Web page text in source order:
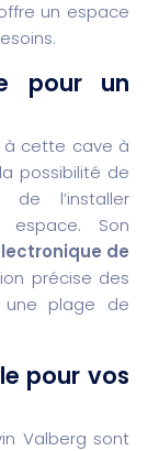
un espace
pour un
à cette cave à
possibilité de
l’installer
espace. Son
de
précise des
une plage de
pour vos
Valberg sont